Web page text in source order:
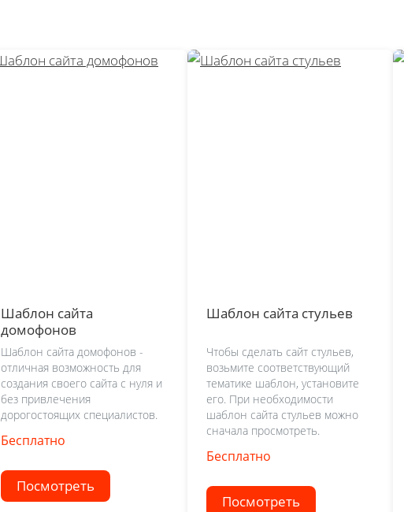
Шаблон сайта
домофонов
Шаблон сайта домофонов -
отличная возможность для
создания своего сайта с нуля и
без привлечения
дорогостоящих специалистов.
Бесплатно
Посмотреть
Шаблон сайта стульев
Чтобы сделать сайт стульев,
возьмите соответствующий
тематике шаблон, установите
его. При необходимости
шаблон сайта стульев можно
сначала просмотреть.
Бесплатно
Посмотреть